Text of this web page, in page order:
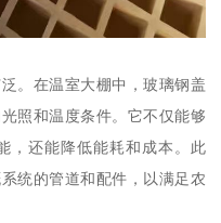
。在温室大棚中，玻璃钢盖
照和温度条件。它不仅能够
，还能降低能耗和成本。此
统的管道和配件，以满足农